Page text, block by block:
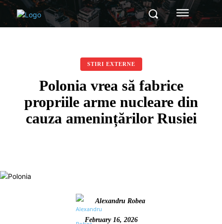
STIRI EXTERNE
Polonia vrea să fabrice
propriile arme nucleare din
cauza amenințărilor Rusiei
Alexandru Robea
February 16, 2026